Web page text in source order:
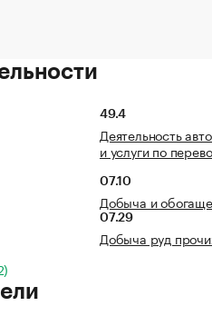
49.4
Деятельность
и услуги по
07.10
Добыча и
07.29
Добыча руд